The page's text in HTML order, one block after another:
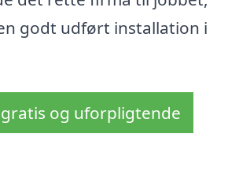
godt udført installation i
og uforpligtende